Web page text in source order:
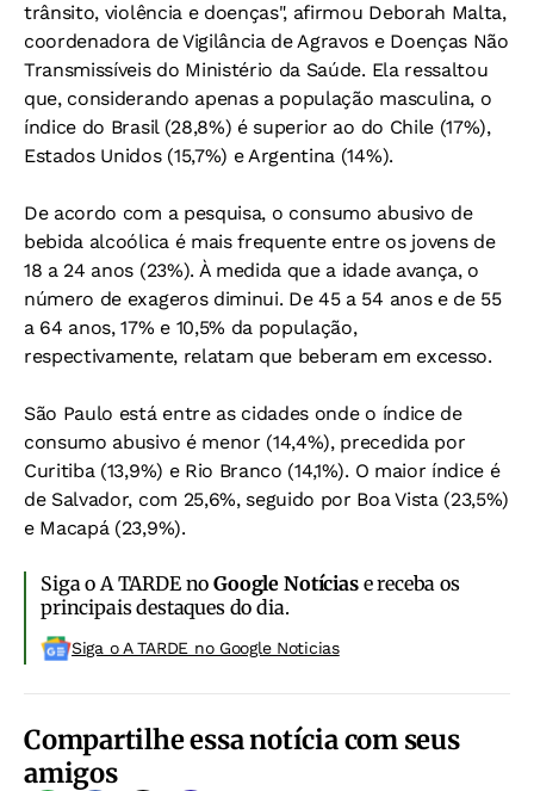
trânsito, violência e doenças", afirmou Deborah Malta,
coordenadora de Vigilância de Agravos e Doenças Não
Transmissíveis do Ministério da Saúde. Ela ressaltou
que, considerando apenas a população masculina, o
índice do Brasil (28,8%) é superior ao do Chile (17%),
Estados Unidos (15,7%) e Argentina (14%).
De acordo com a pesquisa, o consumo abusivo de
bebida alcoólica é mais frequente entre os jovens de
18 a 24 anos (23%). À medida que a idade avança, o
número de exageros diminui. De 45 a 54 anos e de 55
a 64 anos, 17% e 10,5% da população,
respectivamente, relatam que beberam em excesso.
São Paulo está entre as cidades onde o índice de
consumo abusivo é menor (14,4%), precedida por
Curitiba (13,9%) e Rio Branco (14,1%). O maior índice é
de Salvador, com 25,6%, seguido por Boa Vista (23,5%)
e Macapá (23,9%).
Siga o A TARDE noGoogle Notíciase receba os
principais destaques do dia.
Siga o A TARDE no Google Noticias
Compartilhe essa notícia com seus
amigos